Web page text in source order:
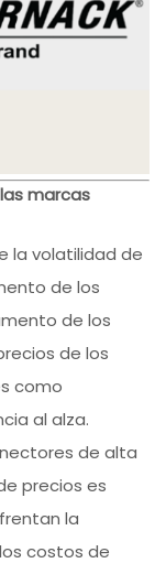
marcas
la volatilidad de
de los
de los
de los
como
al alza.
de alta
precios es
la
costos de